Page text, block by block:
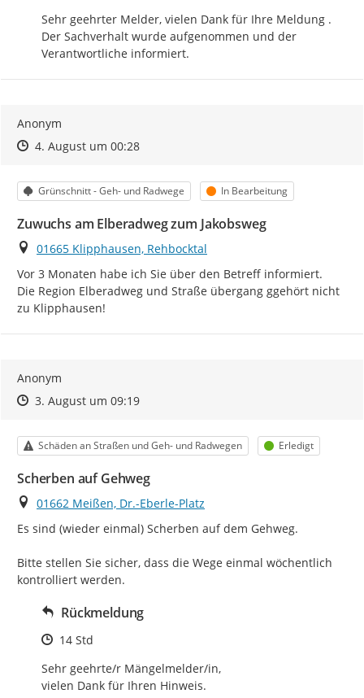
Sehr geehrter Melder, vielen Dank für Ihre Meldung .
Der Sachverhalt wurde aufgenommen und der
Verantwortliche informiert.
Anonym
Zeitpunkt des Erstellens
Zeitpunkt des Erstellens
4. August um 00:28Zur Äußerung
Kategorie
Grünschnitt - Geh- und Radwege Status
In Bearbeitung
Zuwuchs am Elberadweg zum Jakobsweg
Ort
01665 Klipphausen, Rehbocktal
Vor 3 Monaten habe ich Sie über den Betreff informiert.
Die Region Elberadweg und Straße übergang ggehört nicht
zu Klipphausen!
Anonym
Zeitpunkt des Erstellens
Zeitpunkt des Erstellens
3. August um 09:19Zur Äußerung
Kategorie
Schäden an Straßen und Geh- und Radwegen Status
Erledigt
Scherben auf Gehweg
Ort
01662 Meißen, Dr.-Eberle-Platz
Es sind (wieder einmal) Scherben auf dem Gehweg.
Bitte stellen Sie sicher, dass die Wege einmal wöchentlich
kontrolliert werden.
Rückmeldung
Zeitpunkt des Erstellens
14 Std
Sehr geehrte/r Mängelmelder/in,
vielen Dank für Ihren Hinweis.